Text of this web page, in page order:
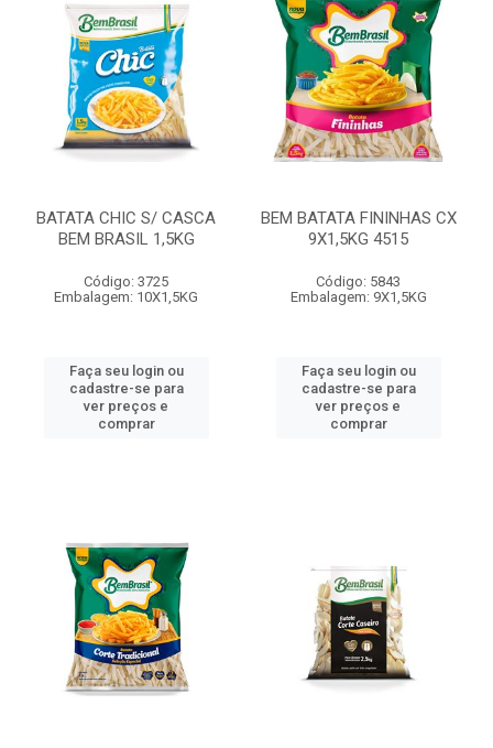
BATATA CHIC S/ CASCA
BEM BRASIL 1,5KG
Código: 3725
Embalagem: 10X1,5KG
Faça seu login ou
cadastre-se para
ver preços e
comprar
BEM BATATA FININHAS CX
9X1,5KG 4515
Código: 5843
Embalagem: 9X1,5KG
Faça seu login ou
cadastre-se para
ver preços e
comprar